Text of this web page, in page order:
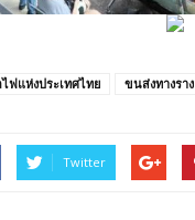
ฟแห่งประเทศไทย ขนส่งทางราง
Twitter